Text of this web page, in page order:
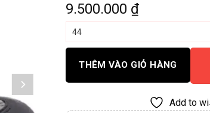
9.500.000 ₫
THÊM VÀO GIỎ HÀNG
Add to